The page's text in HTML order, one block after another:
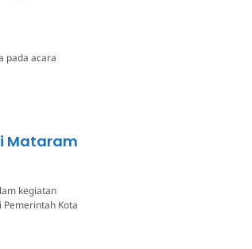
pada acara
Mataram
kegiatan
Kota